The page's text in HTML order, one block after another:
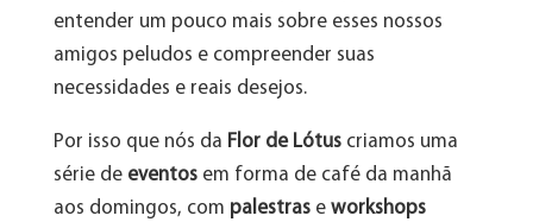
entender um pouco mais sobre esses nossos
amigos peludos e compreender suas
necessidades e reais desejos.
Por isso que nós da Flor de Lótus criamos uma
série de eventos em forma de café da manhã
aos domingos, com palestras eworkshops